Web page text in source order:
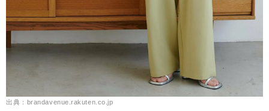
出典：brandavenue.rakuten.co.jp